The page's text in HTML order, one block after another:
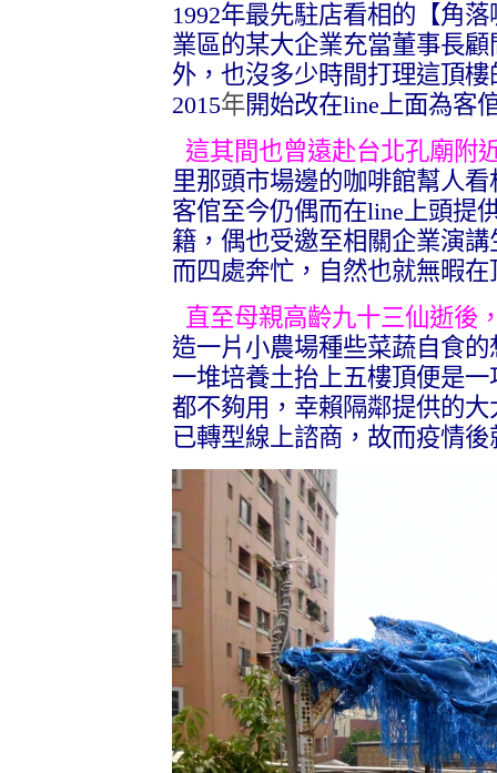
1992年最先駐店看相的【角
業區的某大企業充當董事長
外，也沒多少時間打理這頂
2015年開始改在line上面為客
這其間也曾遠赴台北孔廟附
里那頭市場邊的咖啡館幫人
客倌至今仍偶而在line上頭提
籍，偶也受邀至相關企業演
而四處奔忙，自然也就無暇
直至母親高齡九十三仙逝後
造一片小農場種些菜蔬自食
一堆培養土抬上五樓頂便是
都不夠用，幸賴隔鄰提供的
已轉型線上諮商，故而疫情